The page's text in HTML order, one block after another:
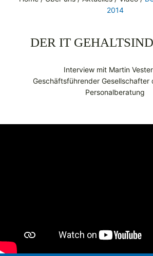
2014
DER IT
Interview mit Martin
Geschäftsführender Gesellschafter
Personalberatung